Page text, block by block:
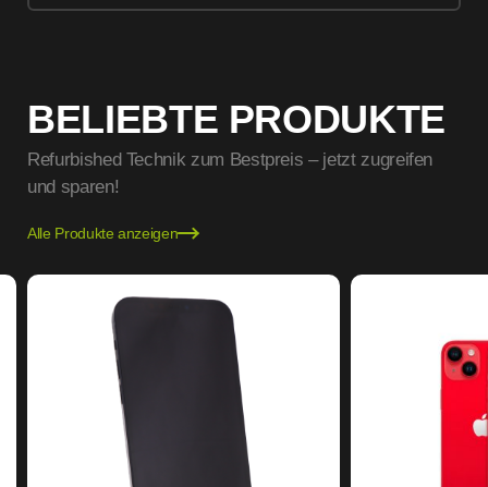
BELIEBTE PRODUKTE
Refurbished Technik zum Bestpreis – jetzt zugreifen
und sparen!
Alle Produkte anzeigen